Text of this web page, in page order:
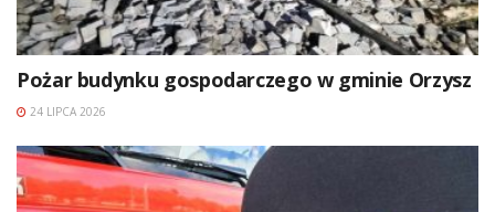
Pożar budynku gospodarczego w gminie Orzysz
24 LIPCA 2026